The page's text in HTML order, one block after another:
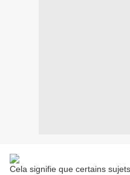
Cela signifie que certains